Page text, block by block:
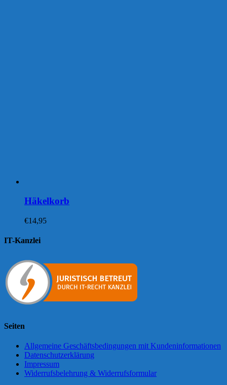
Häkelkorb
€14,95
IT-Kanzlei
Seiten
Allgemeine Geschäftsbedingungen mit Kundeninformationen
Datenschutzerklärung
Impressum
Widerrufsbelehrung & Widerrufsformular